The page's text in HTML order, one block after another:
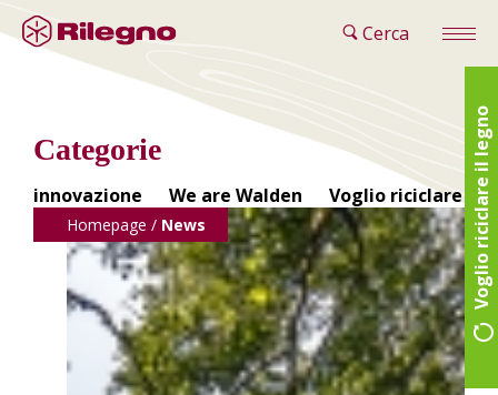
Cerca
Voglio riciclare il legno
Categorie
innovazione We are Walden Voglio riciclare il
Homepage / News